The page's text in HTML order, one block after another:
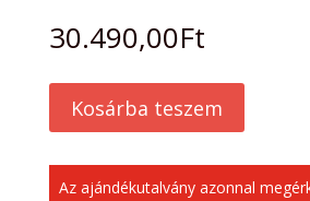
30.490,00Ft
Kosárba teszem
Az ajándékutalvány azonnal